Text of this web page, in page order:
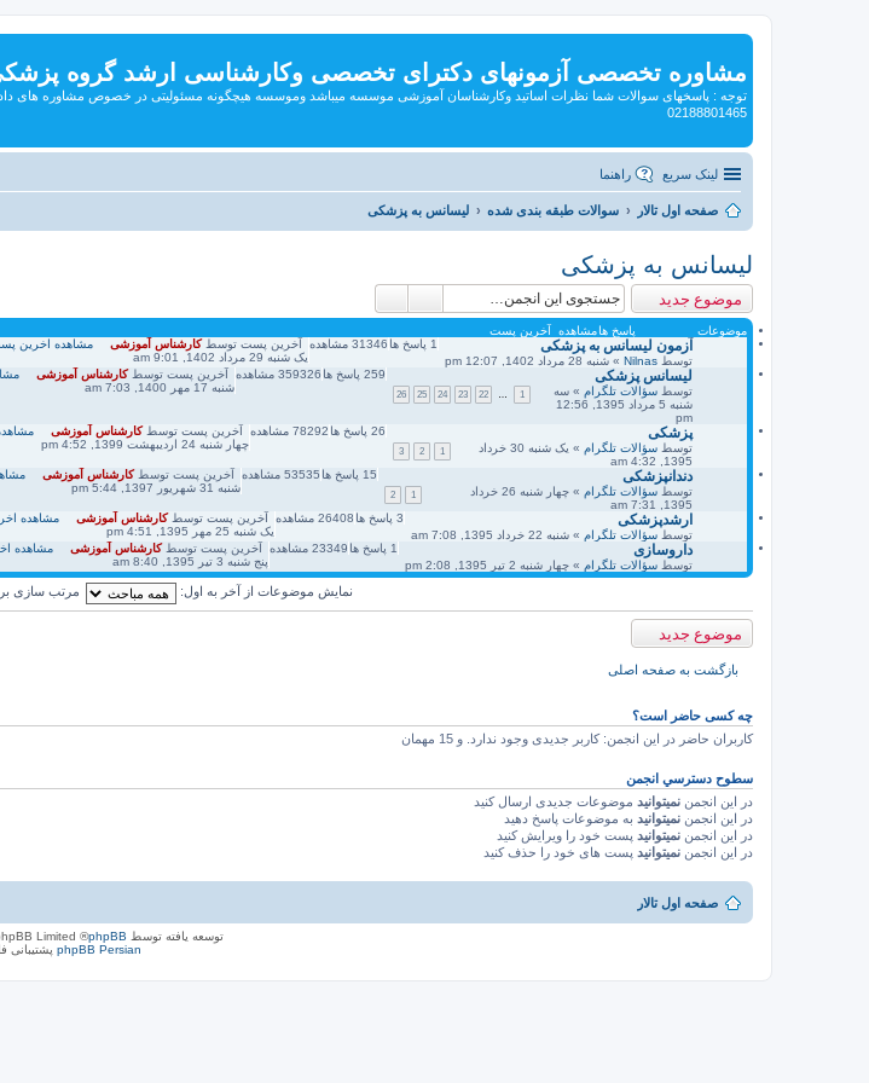
مشاوره تخصصی آزمونهای دکترای تخصصی وکارشناسی ارشد گروه
توجه : پاسخهای سوالات شما نظرات اساتید وکارشناسان آموزشی موسسه میباشد وموسسه هیچگونه مسئولیتی در خصوص مشاوره های
02188801465
لینک سریع راهنما
صفحه اول تالار سوالات طبقه بندی شده لیسانس به پزشکی
لیسانس به پزشکی
موضوع جدید
موضوعات پاسخ هامشاهده آخرین پست
آزمون لیسانس به پزشکی
توسط Nilnas » شنبه 28 مرداد 1402, 12:07 pm
1 پاسخ ها 31346 مشاهده آخرین پست توسطکارشناس آموزشی
مشاهده اخرین
یک شنبه 29 مرداد 1402, 9:01 am
لیسانس پزشکی
1
22
23
24
25
26 توسط سؤالات تلگرام » سه
شنبه 5 مرداد 1395, 12:56
pm
259 پاسخ ها 359326 مشاهده آخرین پست توسطکارشناس آموزشی
شنبه 17 مهر 1400, 7:03 am
پزشکی
1
2
3 توسط سؤالات تلگرام
» یک شنبه 30 خرداد
1395, 4:32 am
26 پاسخ ها 78292 مشاهده آخرین پست توسطکارشناس آموزشی
چهار شنبه 24 اردیبهشت 1399, 4:52 pm
دندانپزشکی
1
2 توسط سؤالات تلگرام
» چهار شنبه 26 خرداد
1395, 7:31 am
15 پاسخ ها 53535 مشاهده آخرین پست توسطکارشناس آموزشی
شنبه 31 شهریور 1397, 5:44 pm
ارشدپزشکی
توسط سؤالات تلگرام » شنبه 22 خرداد 1395, 7:08 am
3 پاسخ ها 26408 مشاهده آخرین پست توسطکارشناس آموزشی
مشاهده
یک شنبه 25 مهر 1395, 4:51 pm
داروسازى
توسط سؤالات تلگرام » چهار شنبه 2 تیر 1395, 2:08 pm
1 پاسخ ها 23349 مشاهده آخرین پست توسطکارشناس آموزشی
مشاهده
پنج شنبه 3 تیر 1395, 8:40 am
نمایش موضوعات از آخر به اول: مرتب سازی
موضوع جدید
بازگشت به صفحه اصلی
چه کسی حاضر است؟
کاربران حاضر در این انجمن: کاربر جدیدی وجود ندارد. و 15 مهمان
سطوح دسترسي انجمن
در این انجمن نمیتوانید موضوعات جدیدی ارسال کنید
در این انجمن نمیتوانید به موضوعات پاسخ دهید
در این انجمن نمیتوانید پست خود را ویرایش کنید
در این انجمن نمیتوانید پست های خود را حذف کنید
صفحه اول تالار
توسعه یافته توسط phpBB
® Forum Software © phpBB Limited
phpBB Persian پشتیبانی